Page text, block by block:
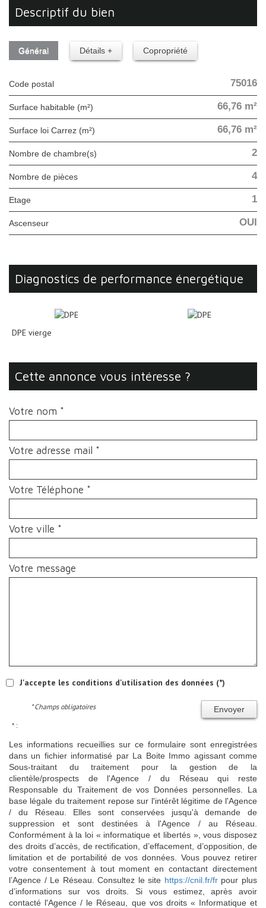
descriptif du bien
Général Détails + Copropriété
Code postal 75016
Surface habitable (m²) 66,76 m²
Surface loi Carrez (m²) 66,76 m²
Nombre de chambre(s) 2
Nombre de pièces 4
Etage 1
Ascenseur OUI
diagnostics de performance énergétique
DPE vierge
cette annonce vous intéresse ?
Votre nom *
Votre adresse mail *
Votre Téléphone *
Votre ville *
Votre message
J'accepte les conditions d'utilisation des données (*)
Envoyer
* Champs obligatoires
* :
Les informations recueillies sur ce formulaire sont enregistrées
dans un fichier informatisé par La Boite Immo agissant comme
Sous-traitant du traitement pour la gestion de la
clientèle/prospects de l'Agence / du Réseau qui reste
Responsable du Traitement de vos Données personnelles. La
base légale du traitement repose sur l'intérêt légitime de l'Agence
/ du Réseau. Elles sont conservées jusqu'à demande de
suppression et sont destinées à l'Agence / au Réseau.
Conformément à la loi « informatique et libertés », vous disposez
des droits d’accès, de rectification, d’effacement, d’opposition, de
limitation et de portabilité de vos données. Vous pouvez retirer
votre consentement à tout moment en contactant directement
l’Agence / Le Réseau. Consultez le site https://cnil.fr/frpour plus
d’informations sur vos droits. Si vous estimez, après avoir
contacté l'Agence / le Réseau, que vos droits « Informatique et